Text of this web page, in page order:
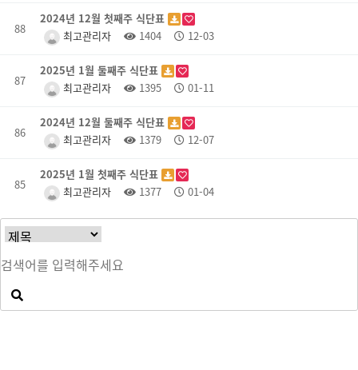
88
2024년 12월 첫째주 식단표
최고관리자
1404 12-03
87
2025년 1월 둘째주 식단표
최고관리자
1395 01-11
86
2024년 12월 둘째주 식단표
최고관리자
1379 12-07
85
2025년 1월 첫째주 식단표
최고관리자
1377 01-04